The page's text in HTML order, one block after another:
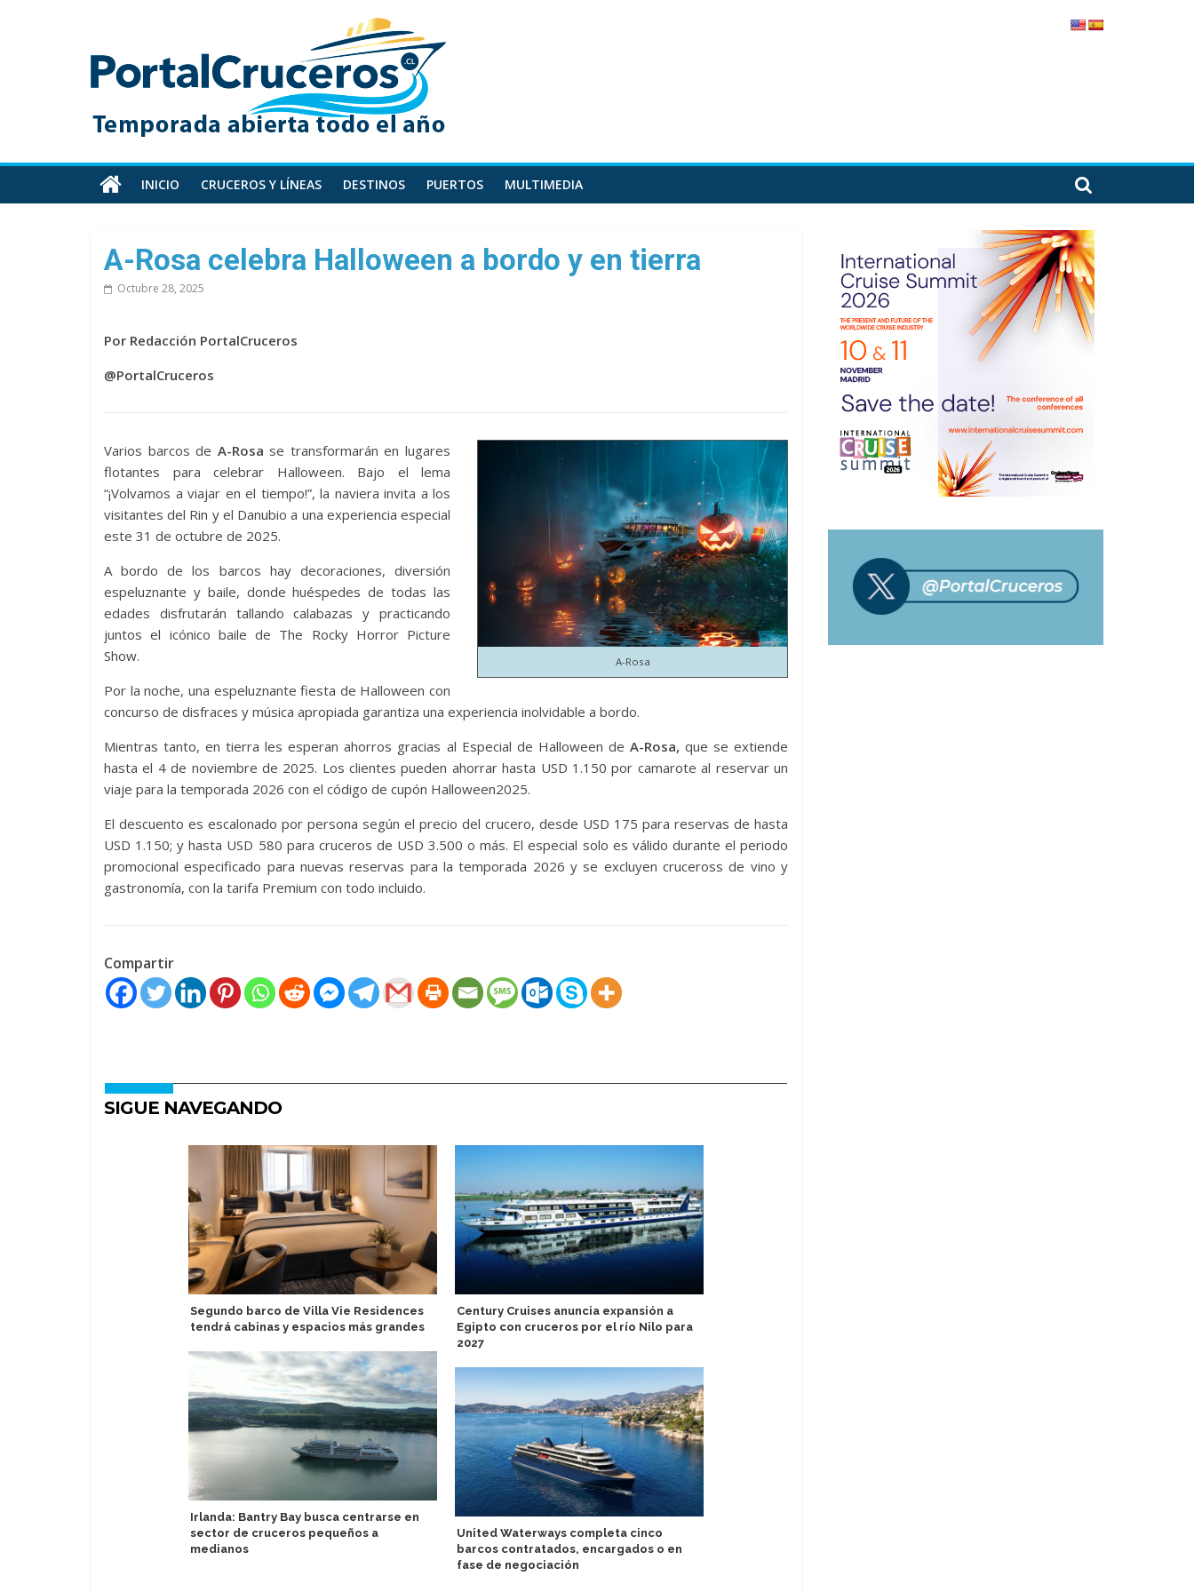
PortalCruceros
Toda
información
cruceros
en
un
sitio
INICIO CRUCEROS Y LÍNEAS DESTINOS PUERTOS MULTIMEDIA
A-Rosa celebra Halloween a bordo y en tierra
Octubre 28, 2025
Por Redacción PortalCruceros
@PortalCruceros
A-Rosa
Varios barcos de A-Rosa se transformarán en lugares
flotantes para celebrar Halloween. Bajo el lema
“¡Volvamos a viajar en el tiempo!”, la naviera invita a los
visitantes del Rin y el Danubio a una experiencia especial
este 31 de octubre de 2025.
A bordo de los barcos hay decoraciones, diversión
espeluznante y baile, donde huéspedes de todas las
edades disfrutarán tallando calabazas y practicando
juntos el icónico baile de The Rocky Horror Picture
Show.
Por la noche, una espeluznante fiesta de Halloween con
concurso de disfraces y música apropiada garantiza una experiencia inolvidable a bordo.
Mientras tanto, en tierra les esperan ahorros gracias al Especial de Halloween de A-Rosa, que se extiende
hasta el 4 de noviembre de 2025. Los clientes pueden ahorrar hasta USD 1.150 por camarote al reservar un
viaje para la temporada 2026 con el código de cupón Halloween2025.
El descuento es escalonado por persona según el precio del crucero, desde USD 175 para reservas de hasta
USD 1.150; y hasta USD 580 para cruceros de USD 3.500 o más. El especial solo es válido durante el periodo
promocional especificado para nuevas reservas para la temporada 2026 y se excluyen cruceross de vino y
gastronomía, con la tarifa Premium con todo incluido.
Compartir
SIGUE NAVEGANDO
Segundo barco de Villa Vie Residences
tendrá cabinas y espacios más grandes
Irlanda: Bantry Bay busca centrarse en
sector de cruceros pequeños a
medianos
Century Cruises anuncia expansión a
Egipto con cruceros por el río Nilo para
2027
United Waterways completa cinco
barcos contratados, encargados o en
fase de negociación